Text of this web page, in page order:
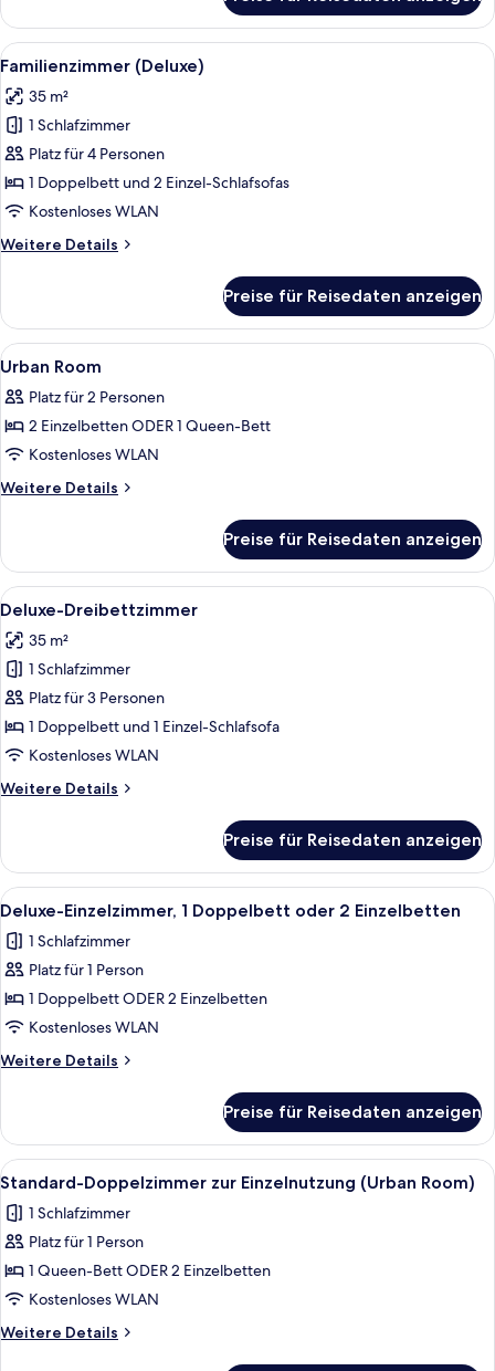
2
Twin
Beds
anzeigen
Room,
Double
2
Twin
Alle
Fotos
für
Familienzimmer
(Deluxe)
anzeigen
Ein Hotelzimmer mit Bett, einer
5
Familienzimmer (Deluxe)
35 m²
1 Schlafzimmer
Platz für 4 Personen
1 Doppelbett und 2 Einzel-Schlafsofas
Kostenloses WLAN
Weitere Details
Weitere
(Deluxe)
Preise für Reisedaten anzeigen
Alle
Fotos
für
Urban
Room
anzeigen
Daunenbettdecken, Minibar,
4
Urban Room
Platz für 2 Personen
2 Einzelbetten ODER 1 Queen-Bett
Kostenloses WLAN
Weitere Details
Weitere
Room
Preise für Reisedaten anzeigen
Alle
Fotos
für
Deluxe-
Dreibettzimmer
anzeigen
Ein Hotelzimmer mit Bett, einer
5
Deluxe-Dreibettzimmer
35 m²
1 Schlafzimmer
Platz für 3 Personen
1 Doppelbett und 1 Einzel-Schlafsofa
Kostenloses WLAN
Weitere Details
Weitere
Dreibettzimmer
Preise für Reisedaten anzeigen
Alle
Fotos
für
Deluxe-
Einzelzimmer,
1
Doppelbett
oder
Einzelbetten
anzeigen
Ein Hotelzimmer mit Bett, Sofa,
5
Deluxe-Einzelzimmer, 1 Doppelbett oder 2 Einzelbetten
1 Schlafzimmer
Platz für 1 Person
1 Doppelbett ODER 2 Einzelbetten
Kostenloses WLAN
Weitere Details
Weitere
Einzelzimmer,
Doppelbett
2
Einzelbetten
Preise für Reisedaten anzeigen
Alle
Fotos
für
Standard-
Doppelzimmer
zur
Einzelnutzung
(Urban
Ein Hotelzimmer mit einem Bett,
4
Standard-Doppelzimmer zur Einzelnutzung (Urban Room)
1 Schlafzimmer
Platz für 1 Person
1 Queen-Bett ODER 2 Einzelbetten
Kostenloses WLAN
Weitere Details
Weitere